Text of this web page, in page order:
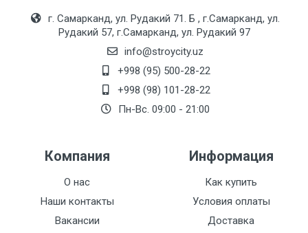
г. Самарканд, ул. Рудакий 71. Б , г.Самарканд, ул.
Рудакий 57, г.Самарканд, ул. Рудакий 97
info@stroycity.uz
+998 (95) 500-28-22
+998 (98) 101-28-22
Пн-Вс. 09:00 - 21:00
Компания
О нас
Наши контакты
Вакансии
Информация
Как купить
Условия оплаты
Доставка